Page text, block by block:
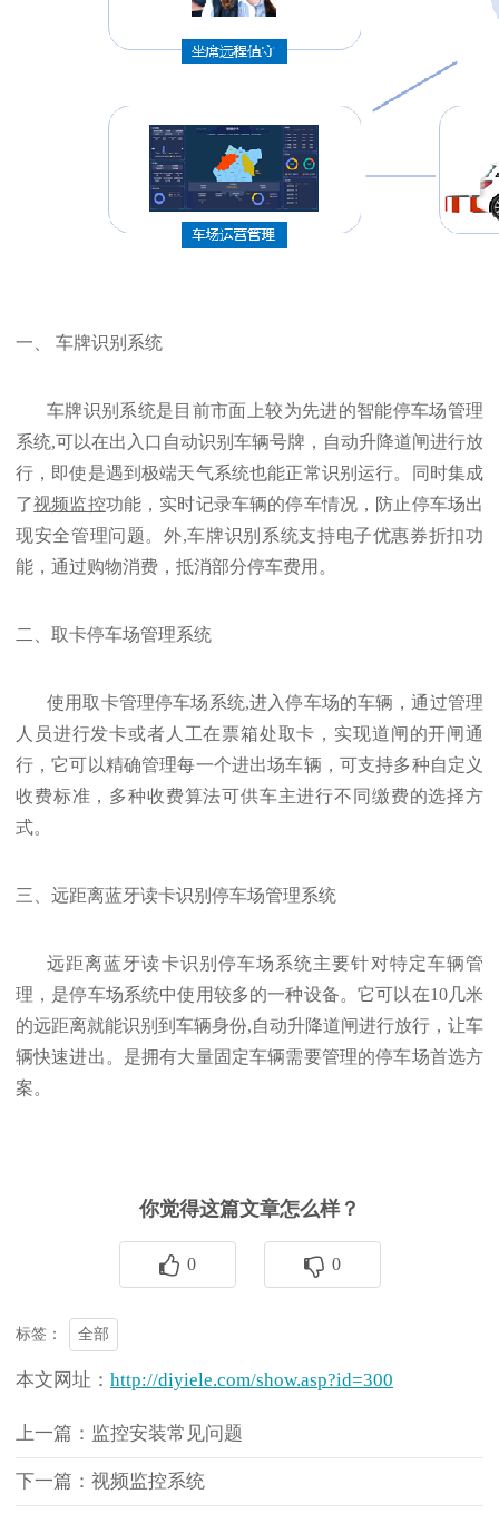
一、 车牌识别系统
车牌识别系统是目前市面上较为先进的智能停车场管理
系统,可以在出入口自动识别车辆号牌，自动升降道闸进行放
行，即使是遇到极端天气系统也能正常识别运行。同时集成
了视频监控功能，实时记录车辆的停车情况，防止停车场出
现安全管理问题。外,车牌识别系统支持电子优惠券折扣功
能，通过购物消费，抵消部分停车费用。
二、取卡停车场管理系统
使用取卡管理停车场系统,进入停车场的车辆，通过管理
人员进行发卡或者人工在票箱处取卡，实现道闸的开闸通
行，它可以精确管理每一个进出场车辆，可支持多种自定义
收费标准，多种收费算法可供车主进行不同缴费的选择方
式。
三、远距离蓝牙读卡识别停车场管理系统
远距离蓝牙读卡识别停车场系统主要针对特定车辆管
理，是停车场系统中使用较多的一种设备。它可以在10几米
的远距离就能识别到车辆身份,自动升降道闸进行放行，让车
辆快速进出。是拥有大量固定车辆需要管理的停车场首选方
案。
你觉得这篇文章怎么样？
0 0
标签： 全部
本文网址： http://diyiele.com/show.asp?id=300
上一篇：监控安装常见问题
下一篇：视频监控系统